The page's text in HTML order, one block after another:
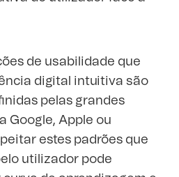
de usabilidade que
digital intuitiva são
pelas grandes
Google, Apple ou
estes padrões que
utilizador pode